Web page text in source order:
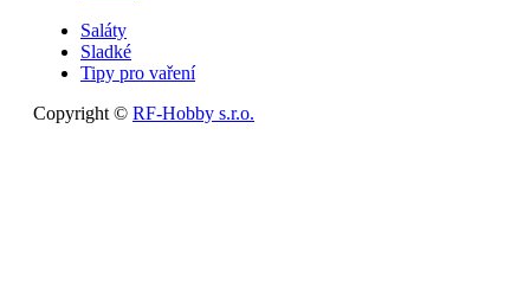
Saláty
Sladké
Tipy pro vaření
Copyright © RF-Hobby s.r.o.